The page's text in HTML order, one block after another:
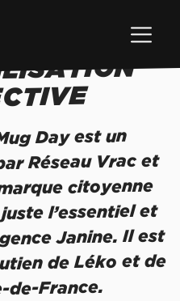
Day est un
Réseau Vrac et
citoyenne
l’essentiel et
Janine. Il est
de Léko et de
de-France.